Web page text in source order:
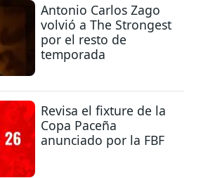
Antonio Carlos Zago
volvió a The Strongest
por el resto de
temporada
Revisa el fixture de la
Copa Paceña
anunciado por la FBF